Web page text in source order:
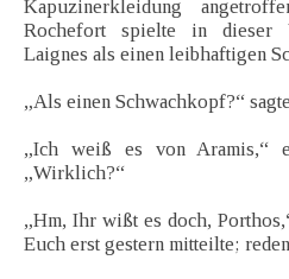
Kapuzinerkleidung
Rochefort spielte in dieser
Laignes als einen leibhaftigen
„Als einen Schwachkopf?“
„Ich weiß es von Aramis,“
„Wirklich?“
„Hm, Ihr wißt es doch,
Euch erst gestern mitteilte;